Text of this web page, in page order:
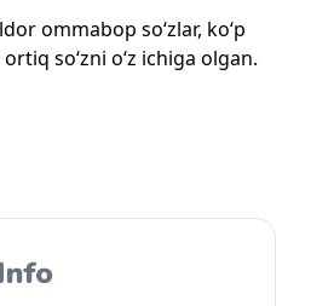
ommabop so‘zlar, ko‘p
so‘zni o‘z ichiga olgan.